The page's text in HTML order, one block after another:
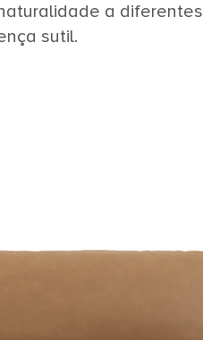
a diferentes
sutil.